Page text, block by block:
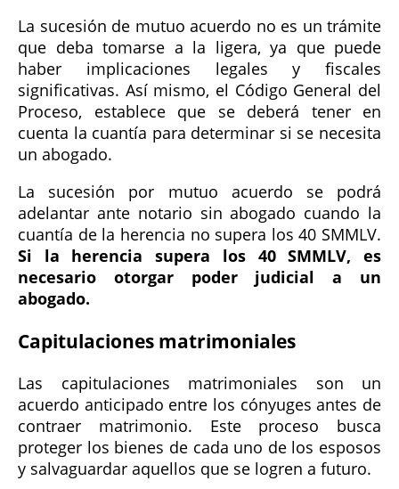
La sucesión de mutuo acuerdo no es un trámite
que deba tomarse a la ligera, ya que puede
haber implicaciones legales y fiscales
significativas. Así mismo, el Código General del
Proceso, establece que se deberá tener en
cuenta la cuantía para determinar si se necesita
un abogado.
La sucesión por mutuo acuerdo se podrá
adelantar ante notario sin abogado cuando la
cuantía de la herencia no supera los 40 SMMLV.
Si la herencia supera los 40 SMMLV, es
necesario otorgar poder judicial a un
abogado.
Capitulaciones matrimoniales
Las capitulaciones matrimoniales son un
acuerdo anticipado entre los cónyuges antes de
contraer matrimonio. Este proceso busca
proteger los bienes de cada uno de los esposos
y salvaguardar aquellos que se logren a futuro.